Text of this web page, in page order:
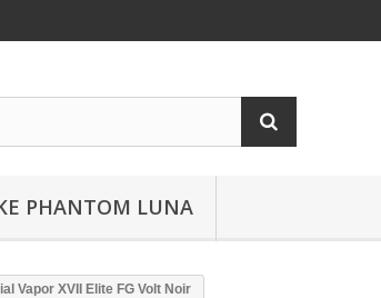
PHANTOM LUNA
Vapor XVII Elite FG Volt Noir